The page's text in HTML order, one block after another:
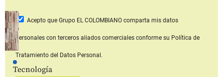
Tecnología
Acepto que Grupo EL COLOMBIANOcomparta mis datos
personales con terceros aliados comerciales conforme su Política de
Tratamiento del Datos Personal.